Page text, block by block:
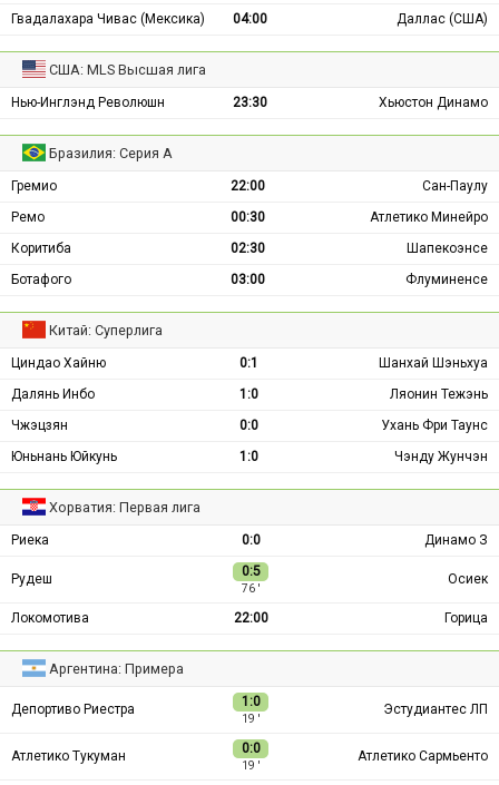
Гвадалахара Чивас (Мексика)
04:00 Даллас (США)
США: MLS Высшая лига
Нью-Инглэнд Революшн 23:30 Хьюстон Динамо
Бразилия: Серия А
Гремио 22:00
Сан-Паулу
Ремо
00:30
Атлетико Минейро
Коритиба
02:30
Шапекоэнсе
Ботафого
03:00 Флуминенсе
Китай: Суперлига
Циндао Хайню 0:1
Шанхай Шэньхуа
Далянь Инбо
1:0
Ляонин Тежэнь
Чжэцзян
0:0
Ухань Фри Таунс
Юньнань Юйкунь
1:0 Чэнду Жунчэн
Хорватия: Первая лига
Риека 0:0 Динамо З
Рудеш 0:5
76 ′
Осиек
Локомотива 22:00 Горица
Аргентина: Примера
Депортиво Риестра 1:0
19 ′
Эстудиантес ЛП
Атлетико Тукуман 0:0
19 ′
Атлетико Сармьенто